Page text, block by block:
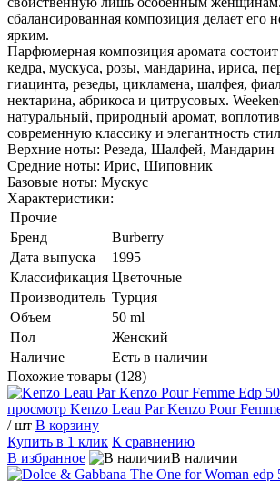
сбалансированная композиция делает его
ярким.
Парфюмерная композиция аромата состоит
кедра, мускуса, розы, мандарина, ириса,
гиацинта, резеды, цикламена, шалфея,
нектарина, абрикоса и цитрусовых.
натуральный, природный аромат,
современную классику и элегантность
Верхние ноты: Резеда, Шалфей, Мандарин
Средние ноты: Ирис, Шиповник
Базовые ноты: Мускус
Характеристики:
Прочие
Бренд
Burberry
Дата выпуска
1995
Классификация Цветочные
Производитель Турция
Объем
50 ml
Пол
Женский
Наличие
Есть в наличии
Похожие товары (128)
просмотр Kenzo Leau Par Kenzo Pour
/ шт В корзину
Купить в 1 клик К сравнению
В избранное
В наличии